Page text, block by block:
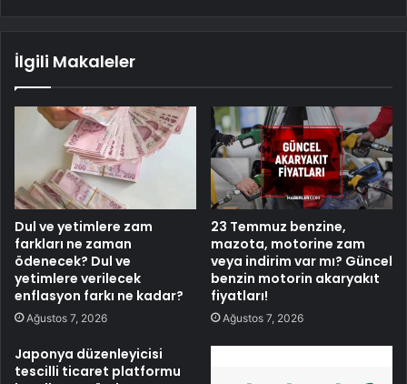
İlgili Makaleler
Dul ve yetimlere zam
farkları ne zaman
ödenecek? Dul ve
yetimlere verilecek
enflasyon farkı ne kadar?
Ağustos 7, 2026
23 Temmuz benzine,
mazota, motorine zam
veya indirim var mı? Güncel
benzin motorin akaryakıt
fiyatları!
Ağustos 7, 2026
Japonya düzenleyicisi
tescilli ticaret platformu